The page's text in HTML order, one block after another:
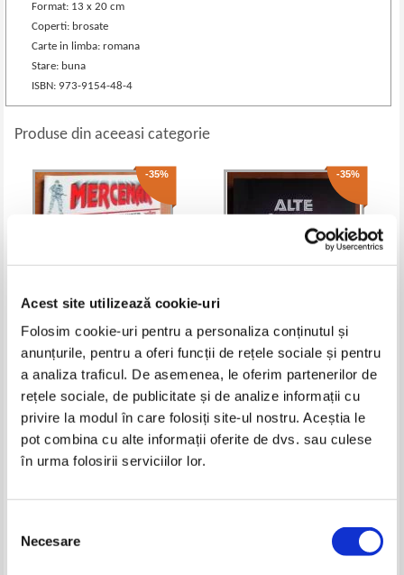
Acest site utilizează cookie-uri
Folosim cookie-uri pentru a personaliza conținutul și
anunțurile, pentru a oferi funcții de rețele sociale și pentru
a analiza traficul. De asemenea, le oferim partenerilor de
rețele sociale, de publicitate și de analize informații cu
privire la modul în care folosiți site-ul nostru. Aceștia le
pot combina cu alte informații oferite de dvs. sau culese
în urma folosirii serviciilor lor.
consimțământului
Necesare
Format: 13 x 20 cm
Coperti: brosate
Carte in limba: romana
Stare: buna
ISBN: 973-9154-48-4
Produse din aceeasi categorie
-35%
Dick Stanford - Atac la Atlanta
Pret:10,00Lei 6,50 Lei
Adaugă în coș
-35%
Alte tarmuri
Pret:10,00Lei 6,50 Lei
Adaugă în coș